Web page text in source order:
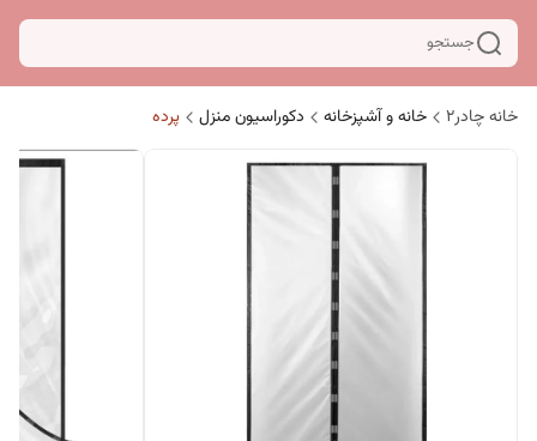
جستجو
خانه چادر۲ خانه و آشپزخانه دکوراسیون منزل پرده